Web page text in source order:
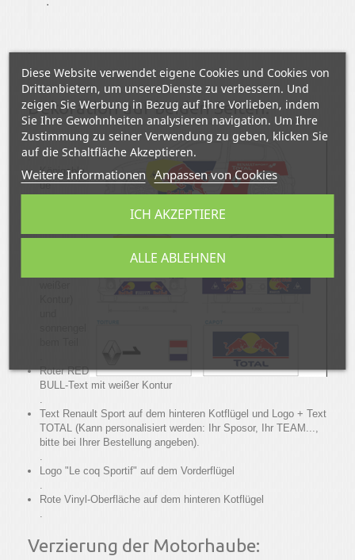
.
.
Dekoration auf beiden Seiten:
.
Königsbla
ue
dem RED
Roter RED
BULL-Text mit weißer Kontur
Text Renault Sport auf dem hinteren Kotflügel und Logo + Text
TOTAL (Kann personalisiert werden: Ihr Sposor, Ihr TEAM...,
bitte bei Ihrer Bestellung angeben).
Logo "Le coq Sportif" auf dem Vorderflügel
Rote Vinyl-Oberfläche auf dem hinteren Kotflügel
Verzierung der Motorhaube:
Diese Website verwendet eigene Cookies und Cookies von
Drittanbietern, um unsereDienste zu verbessern. Und
zeigen Sie Werbung in Bezug auf Ihre Vorlieben, indem
Sie Ihre Gewohnheiten analysieren navigation. Um Ihre
Zustimmung zu seiner Verwendung zu geben, klicken Sie
auf die Schaltfläche Akzeptieren.
Weitere Informationen Anpassen von Cookies
ALLE ABLEHNEN
ICH AKZEPTIERE